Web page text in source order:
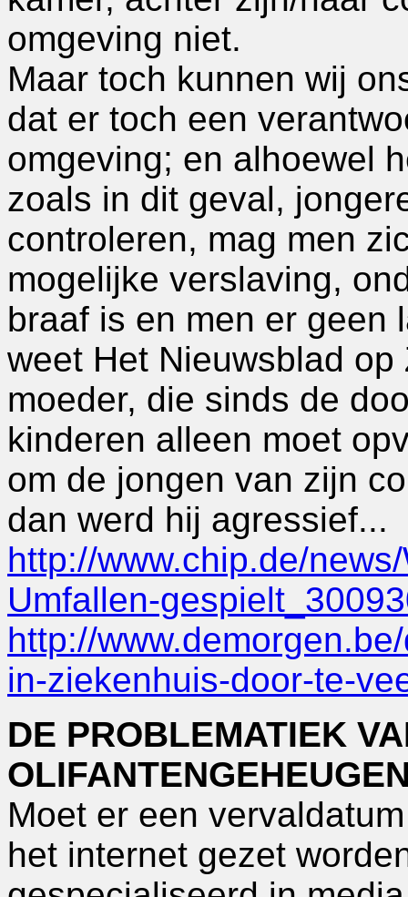
omgeving niet.
Maar toch kunnen wij
dat er toch een
omgeving; en alhoewel
zoals in dit geval,
controleren, mag men
mogelijke verslaving,
braaf is en men er geen
weet Het Nieuwsblad
moeder, die sinds de
kinderen alleen moet
om de jongen van zijn
dan werd hij agressief...
http://www.chip.de/
Umfallen-
http://
in-ziekenhuis-door-te-
DE PROBLEMATIEK
Moet er een
het internet gezet